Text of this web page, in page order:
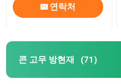
연락처
콘 고무 방현재 (71)